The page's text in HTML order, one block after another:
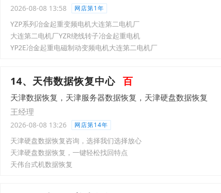
2026-08-08 13:58 网店第1年
YZP系列冶金起重变频电机大连第二电机厂
大连第二电机厂YZR绕线转子冶金起重电机
YP2E冶金起重电磁制动变频电机大连第二电机厂
14、天伟数据恢复中心 百
天津数据恢复，天津服务器数据恢复，天津硬盘数据恢复
王经理
2026-08-08 13:26 网店第14年
天津硬盘数据恢复咨询，选择我们选择放心
天津硬盘数据恢复，一键轻松找回特点
天伟台式机数据恢复